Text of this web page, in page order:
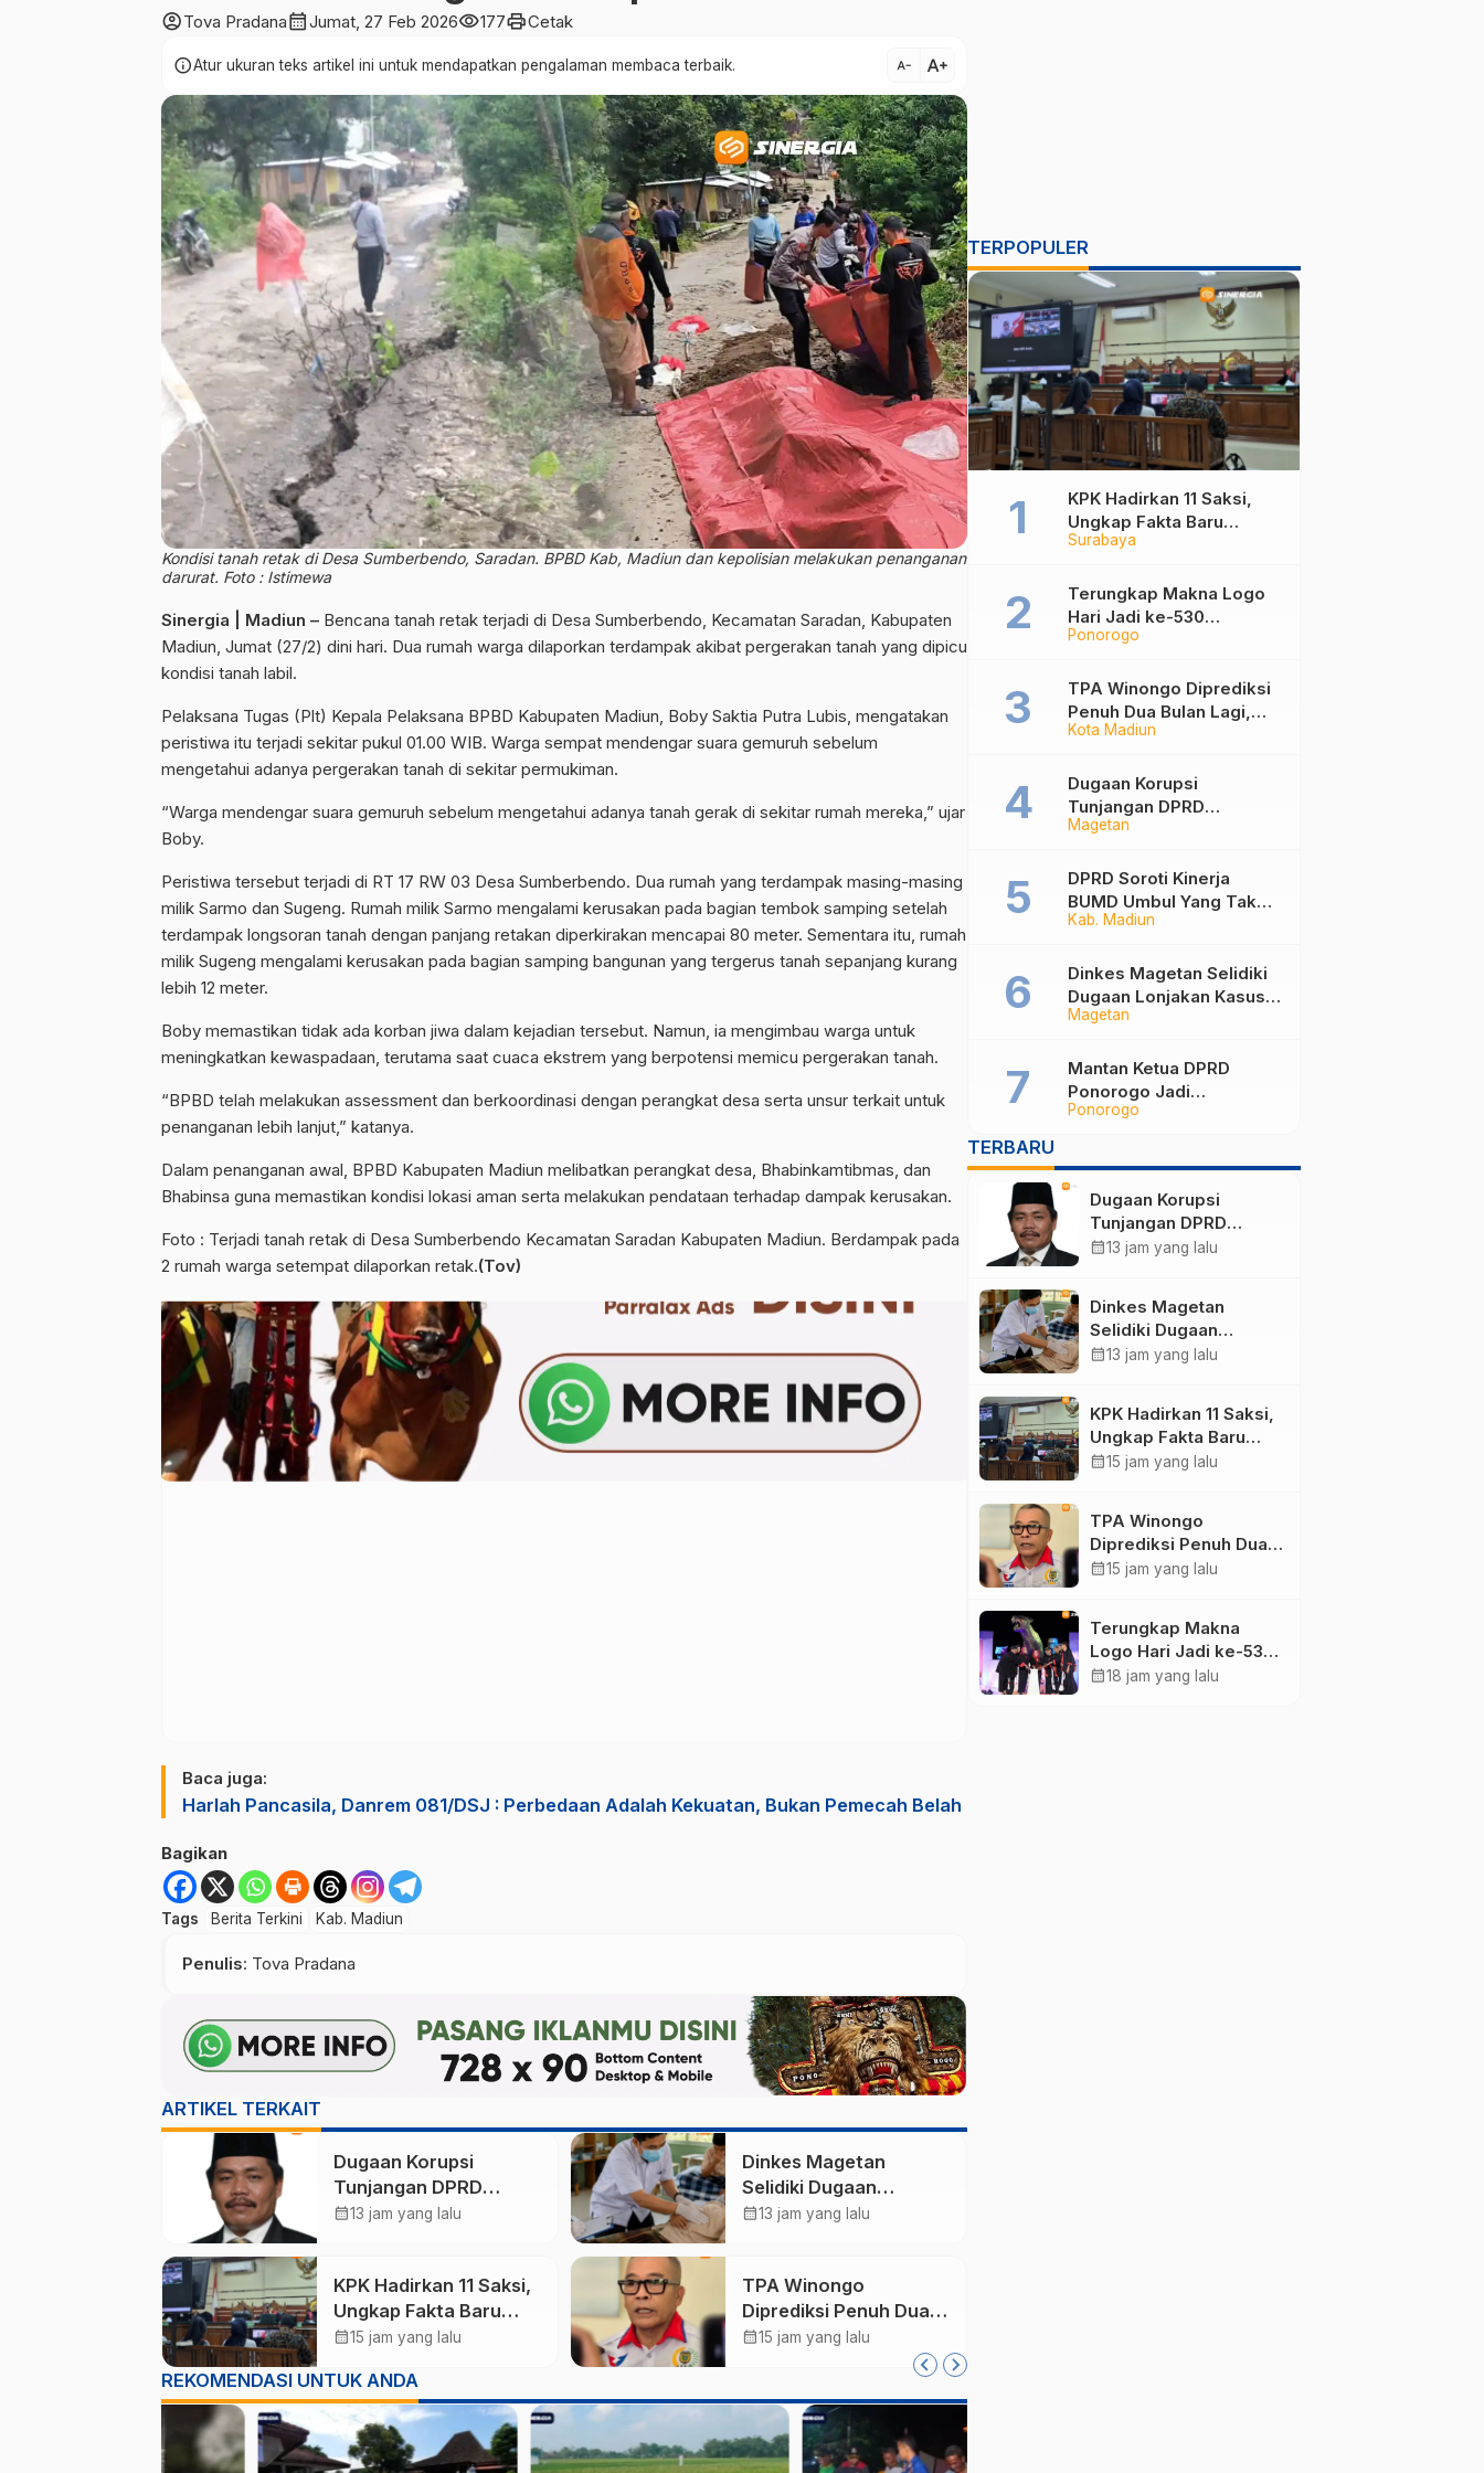
account_circleTova Pradanacalendar_monthJumat, 27 Feb 2026visibility177printCetak
infoAtur ukuran teks artikel ini untuk mendapatkan pengalaman membaca terbaik. text_decrease text_increase
Kondisi tanah retak di Desa Sumberbendo, Saradan. BPBD Kab, Madiun dan kepolisian melakukan penanganan
darurat. Foto : Istimewa
Sinergia | Madiun – Bencana tanah retak terjadi di Desa Sumberbendo, Kecamatan Saradan, Kabupaten
Madiun, Jumat (27/2) dini hari. Dua rumah warga dilaporkan terdampak akibat pergerakan tanah yang dipicu
kondisi tanah labil.
Pelaksana Tugas (Plt) Kepala Pelaksana BPBD Kabupaten Madiun, Boby Saktia Putra Lubis, mengatakan
peristiwa itu terjadi sekitar pukul 01.00 WIB. Warga sempat mendengar suara gemuruh sebelum
mengetahui adanya pergerakan tanah di sekitar permukiman.
“Warga mendengar suara gemuruh sebelum mengetahui adanya tanah gerak di sekitar rumah mereka,” ujar
Boby.
Peristiwa tersebut terjadi di RT 17 RW 03 Desa Sumberbendo. Dua rumah yang terdampak masing-masing
milik Sarmo dan Sugeng. Rumah milik Sarmo mengalami kerusakan pada bagian tembok samping setelah
terdampak longsoran tanah dengan panjang retakan diperkirakan mencapai 80 meter. Sementara itu, rumah
milik Sugeng mengalami kerusakan pada bagian samping bangunan yang tergerus tanah sepanjang kurang
lebih 12 meter.
Boby memastikan tidak ada korban jiwa dalam kejadian tersebut. Namun, ia mengimbau warga untuk
meningkatkan kewaspadaan, terutama saat cuaca ekstrem yang berpotensi memicu pergerakan tanah.
“BPBD telah melakukan assessment dan berkoordinasi dengan perangkat desa serta unsur terkait untuk
penanganan lebih lanjut,” katanya.
Dalam penanganan awal, BPBD Kabupaten Madiun melibatkan perangkat desa, Bhabinkamtibmas, dan
Bhabinsa guna memastikan kondisi lokasi aman serta melakukan pendataan terhadap dampak kerusakan.
Foto : Terjadi tanah retak di Desa Sumberbendo Kecamatan Saradan Kabupaten Madiun. Berdampak pada
2 rumah warga setempat dilaporkan retak.(Tov)
Baca juga:
Harlah Pancasila, Danrem 081/DSJ : Perbedaan Adalah Kekuatan, Bukan Pemecah Belah
Bagikan
Tags Berita Terkini Kab. Madiun
Penulis: Tova Pradana
ARTIKEL TERKAIT
Dugaan Korupsi
Tunjangan DPRD
Ponorogo Jadi Alarm,
Kelola Administrasi
calendar_month13 jam yang lalu
Dinkes Magetan
Selidiki Dugaan
Lonjakan Kasus Diare
Epidemiologi
calendar_month13 jam yang lalu
KPK Hadirkan 11 Saksi,
Ungkap Fakta Baru
Sidang Korupsi Wali
Maidi
calendar_month15 jam yang lalu
TPA Winongo
Diprediksi Penuh Dua
Bulan Lagi, Ketua DPRD
Penanganan Sampah
calendar_month15 jam yang lalu
REKOMENDASI UNTUK ANDA
TERPOPULER
Surabaya
KPK Hadirkan 11 Saksi,
Ungkap Fakta Baru
Sidang Korupsi Wali Kota
Ponorogo
Terungkap Makna Logo
Hari Jadi ke-530
Ponorogo, Angka 530
Sekar Kinanthi
Kota Madiun
TPA Winongo Diprediksi
Penuh Dua Bulan Lagi,
Ketua DPRD Kota Madiun
Penanganan Sampah
Magetan
Dugaan Korupsi
Tunjangan DPRD
Ponorogo Jadi Alarm,
Perkuat Tata Kelola
Administrasi
Kab. Madiun
DPRD Soroti Kinerja
BUMD Umbul Yang Tak
Maksimal, Dinilai Belum
Magetan
Dinkes Magetan Selidiki
Dugaan Lonjakan Kasus
Diare di Lembeyan,
Epidemiologi
Ponorogo
Mantan Ketua DPRD
Ponorogo Jadi
Tersangka, Punya Harta
Rp1,4 Miliar
TERBARU
Dugaan Korupsi
Tunjangan DPRD
Ponorogo Jadi Alarm,
Kelola Administrasi
calendar_month13 jam yang lalu
Dinkes Magetan
Selidiki Dugaan
Lonjakan Kasus Diare
Epidemiologi
calendar_month13 jam yang lalu
KPK Hadirkan 11 Saksi,
Ungkap Fakta Baru
Sidang Korupsi Wali
calendar_month15 jam yang lalu
TPA Winongo
Diprediksi Penuh Dua
Bulan Lagi, Ketua DPRD
Penanganan Sampah
calendar_month15 jam yang lalu
Terungkap Makna
Logo Hari Jadi ke-530
Ponorogo, Angka 530
calendar_month18 jam yang lalu